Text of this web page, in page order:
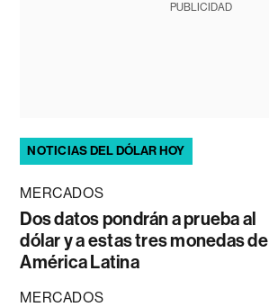
PUBLICIDAD
NOTICIAS DEL DÓLAR HOY
MERCADOS
Dos datos pondrán a prueba al
dólar y a estas tres monedas de
América Latina
MERCADOS